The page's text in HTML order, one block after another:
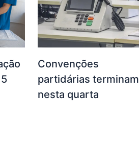
Convenções
partidárias terminam
nesta quarta